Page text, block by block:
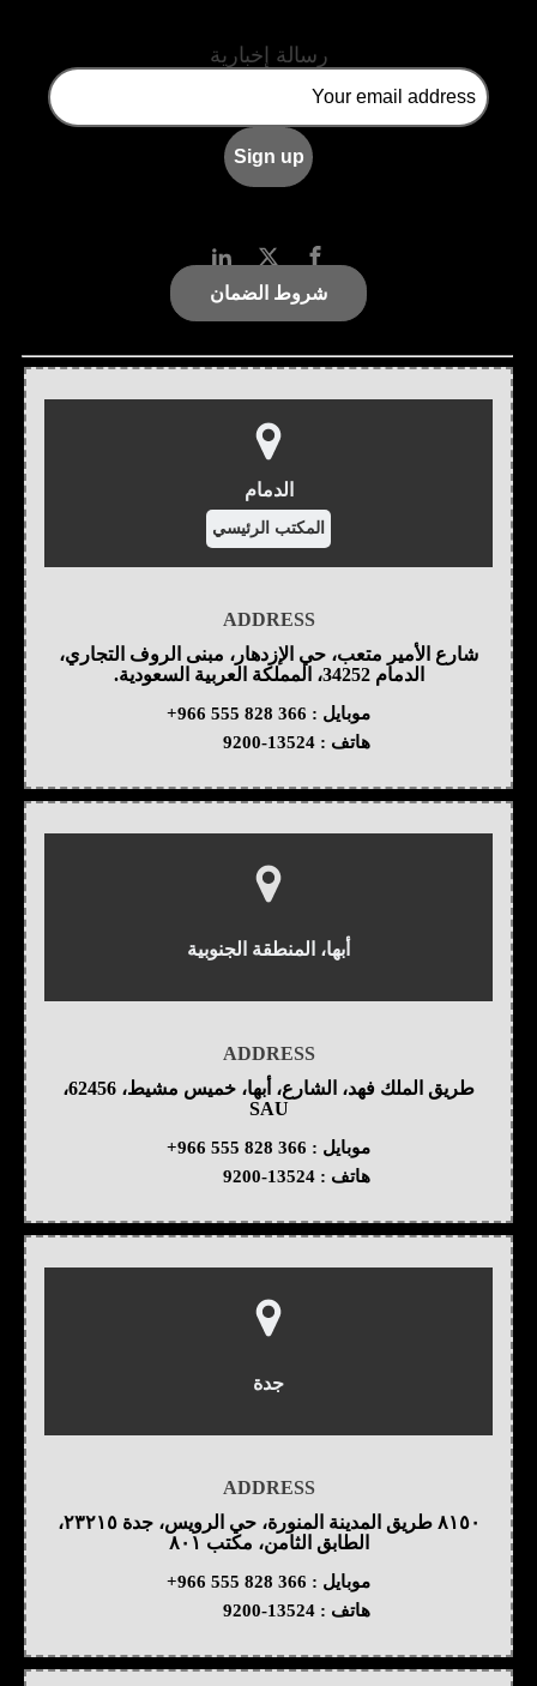
رسالة إخبارية
شروط الضمان
الدمام
المكتب الرئيسي
ADDRESS
شارع الأمير متعب، حي الإزدهار، مبنى الروف التجاري،
الدمام 34252، المملكة العربية السعودية.
موبايل : +966 555 828 366
هاتف : 9200-13524
أبها، المنطقة الجنوبية
ADDRESS
طريق الملك فهد، الشارع، أبها، خميس مشيط، 62456،
SAU
موبايل : +966 555 828 366
هاتف : 9200-13524
جدة
ADDRESS
٨١٥٠ طريق المدينة المنورة، حي الرويس، جدة ٢٣٢١٥،
الطابق الثامن، مكتب ٨٠١
موبايل : +966 555 828 366
هاتف : 9200-13524